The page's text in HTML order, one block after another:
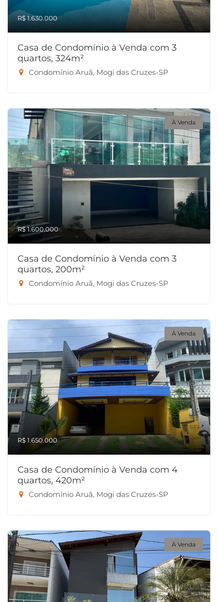
R$ 1.630.000
Casa de Condomínio à Venda com 3
quartos, 324m²
Condomínio Aruã, Mogi das Cruzes-SP
À Venda
R$ 1.600.000
Casa de Condomínio à Venda com 3
quartos, 200m²
Condomínio Aruã, Mogi das Cruzes-SP
À Venda
R$ 1.650.000
Casa de Condomínio à Venda com 4
quartos, 420m²
Condomínio Aruã, Mogi das Cruzes-SP
À Venda